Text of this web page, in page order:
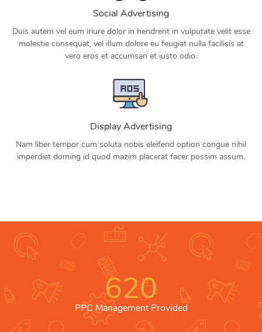
Social Advertising
Duis autem vel eum iriure dolor in hendrerit in vulputate velit esse
molestie consequat, vel illum dolore eu feugiat nulla facilisis at
vero eros et accumsan et iusto odio.
Display Advertising
Nam liber tempor cum soluta nobis eleifend option congue nihil
imperdiet doming id quod mazim placerat facer possim assum.
620
PPC Management Provided